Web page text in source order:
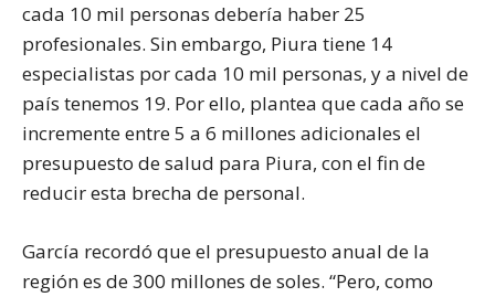
cada 10 mil personas debería haber 25
profesionales. Sin embargo, Piura tiene 14
especialistas por cada 10 mil personas, y a nivel de
país tenemos 19. Por ello, plantea que cada año se
incremente entre 5 a 6 millones adicionales el
presupuesto de salud para Piura, con el fin de
reducir esta brecha de personal.
García recordó que el presupuesto anual de la
región es de 300 millones de soles. “Pero, como